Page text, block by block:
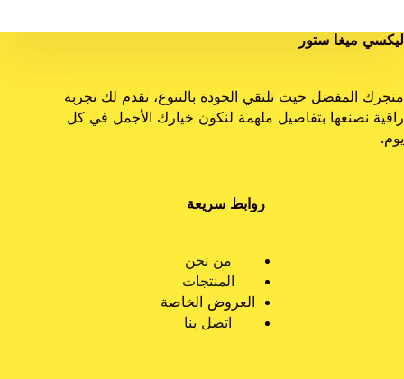
ليكسي ميغا ستور
متجرك المفضل حيث تلتقي الجودة بالتنوع، نقدم لك تجربة
راقية نصنعها بتفاصيل ملهمة لنكون خيارك الأجمل في كل
يوم.
روابط سريعة
من نحن
المنتجات
العروض الخاصة
اتصل بنا